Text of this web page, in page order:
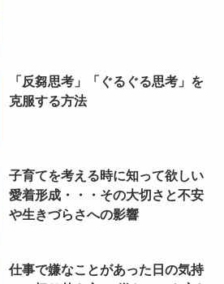
「反芻思考」「ぐるぐる思考」を
克服する方法
子育てを考える時に知って欲しい
愛着形成・・・その大切さと不安
や生きづらさへの影響
仕事で嫌なことがあった日の気持